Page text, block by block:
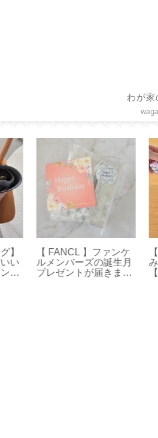
わが家
り方】三角鍋つか
と鳥型のノブミトン
紙 LE CREUSET
【HARIO】
ヒーの作り
ボトルとの